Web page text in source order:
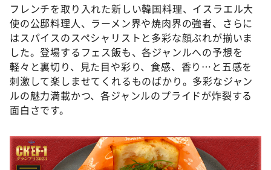
フレンチを取り入れた新しい韓国料理、イスラエル大
使の公邸料理人、ラーメン界や焼肉界の強者、さらに
はスパイスのスペシャリストと多彩な顔ぶれが揃いま
した。登場するフェス飯も、各ジャンルへの予想を
軽々と裏切り、見た目や彩り、食感、香り…と五感を
刺激して楽しませてくれるものばかり。多彩なジャン
ルの魅力満載かつ、各ジャンルのプライドが炸裂する
面白さです。